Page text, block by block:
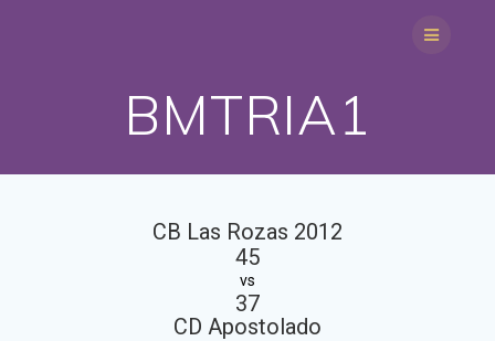
BMTRIA1
CB Las Rozas 2012
45
vs
37
CD Apostolado